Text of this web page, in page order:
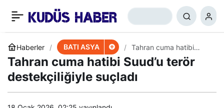
Haberler BATI ASYA
Tahran cuma hatibi
Suud’u terör
destekçiliğiyle suçladı
Tahran cuma hatibi Suud’u terör
destekçiliğiyle suçladı
Şeyh Hammud başbakan
Selam’ı eleştirdi
+ 0 Paylaş